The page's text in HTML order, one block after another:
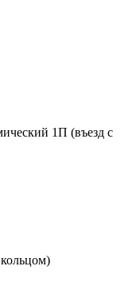
1П (въезд с